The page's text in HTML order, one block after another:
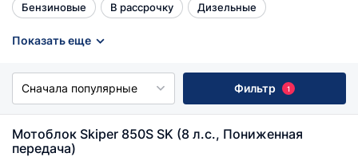
Бензиновые В рассрочку Дизельные
Китайские Кредит под 4%
Показать еще
Сначала популярные Фильтр 1
Мотоблок Skiper 850S SK (8 л.с., Пониженная
передача)